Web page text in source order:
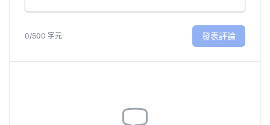
0/500 字元 發表評論